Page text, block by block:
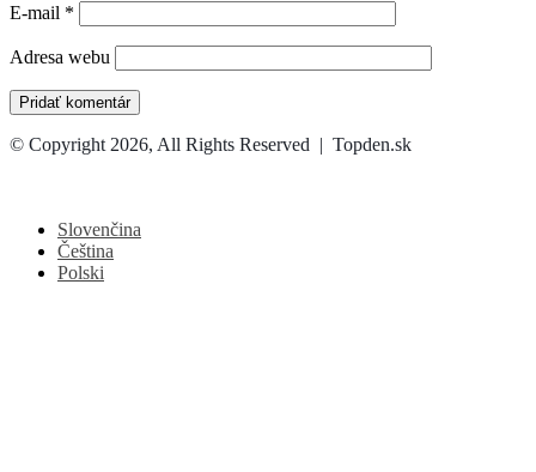
E-mail *
Adresa webu
© Copyright 2026, All Rights Reserved | Topden.sk
button
Slovenčina
Čeština
Polski